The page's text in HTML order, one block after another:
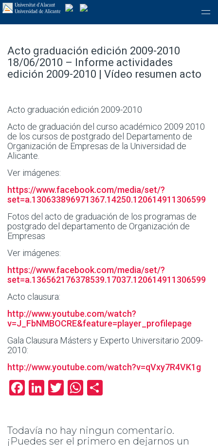
Acto graduación edición 2009-2010
18/06/2010 – Informe actividades
edición 2009-2010 | Vídeo resumen acto
Acto graduación edición 2009-2010
Acto de graduación del curso académico 2009 2010
de los cursos de postgrado del Departamento de
Organización de Empresas de la Universidad de
Alicante.
Ver imágenes:
https://www.facebook.com/media/set/?
set=a.130633896971367.14250.120614911306599
Fotos del acto de graduación de los programas de
postgrado del departamento de Organización de
Empresas
Ver imágenes:
https://www.facebook.com/media/set/?
set=a.136562176378539.17037.120614911306599
Acto clausura:
http://www.youtube.com/watch?
v=J_FbNMBOCRE&feature=player_profilepage
Gala Clausura Másters y Experto Universitario 2009-
2010:
http://www.youtube.com/watch?v=qVxy7R4VK1g
Facebook
LinkedIn
TwitterWhatsApp
Todavía no hay ningun comentario.
¡Puedes ser el primero en dejarnos un